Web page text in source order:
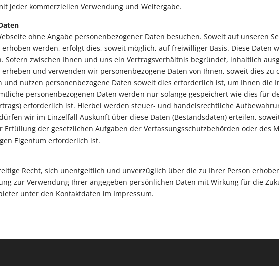
jeder kommerziellen Verwendung und Weitergabe.
ohne Angabe personenbezogener Daten besuchen. Soweit auf unseren
erhoben werden, erfolgt dies, soweit möglich, auf freiwilliger Basis. Diese
Sofern zwischen Ihnen und uns ein Vertragsverhältnis begründet, inhaltlich
und verwenden wir personenbezogene Daten von Ihnen, soweit dies
und nutzen personenbezogene Daten soweit dies erforderlich ist, um Ihnen die
personenbezogenen Daten werden nur solange gespeichert wie dies für
erforderlich ist. Hierbei werden steuer- und handelsrechtliche
wir im Einzelfall Auskunft über diese Daten (Bestandsdaten) erteilen,
Erfüllung der gesetzlichen Aufgaben der Verfassungsschutzbehörden oder des
Eigentum erforderlich ist.
Recht, sich unentgeltlich und unverzüglich über die zu Ihrer Person
zur Verwendung Ihrer angegeben persönlichen Daten mit Wirkung für die
unter den Kontaktdaten im Impressum.